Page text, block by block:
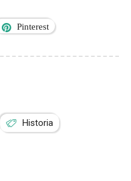
Pinterest
Historia